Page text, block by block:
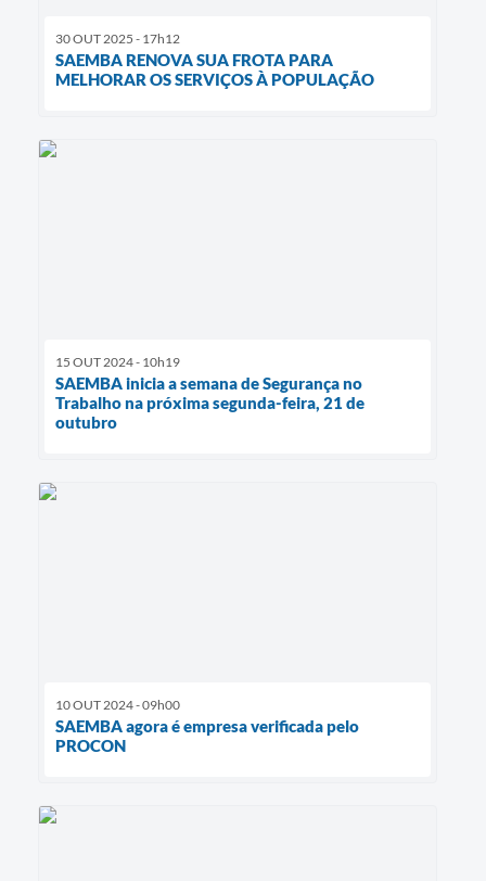
30 OUT 2025 - 17h12
SAEMBA RENOVA SUA FROTA PARA
MELHORAR OS SERVIÇOS À POPULAÇÃO
15 OUT 2024 - 10h19
SAEMBA inicia a semana de Segurança no
Trabalho na próxima segunda-feira, 21 de
outubro
10 OUT 2024 - 09h00
SAEMBA agora é empresa verificada pelo
PROCON